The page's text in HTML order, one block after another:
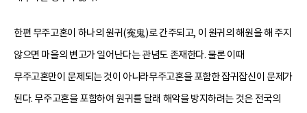
한편 무주고혼이 하나의 원귀(寃鬼)로 간주되고, 이 원귀의 해원을 해 주지
않으면 마을의 변고가 일어난다는 관념도 존재한다. 물론 이때
무주고혼만이 문제되는 것이 아니라무주고혼을 포함한 잡귀잡신이 문제가
된다. 무주고혼을 포함하여 원귀를 달래 해악을 방지하려는 것은 전국의